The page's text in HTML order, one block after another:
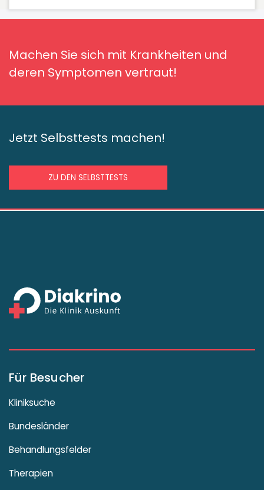
Machen Sie sich mit Krankheiten und
deren Symptomen vertraut!
Jetzt Selbsttests machen!
ZU DEN SELBSTTESTS
Für Besucher
Kliniksuche
Bundesländer
Behandlungsfelder
Therapien